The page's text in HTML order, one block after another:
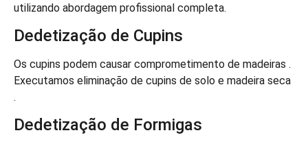
utilizando abordagem profissional completa.
Dedetização de Cupins
Os cupins podem causar comprometimento de madeiras .
Executamos eliminação de cupins de solo e madeira seca
.
Dedetização de Formigas